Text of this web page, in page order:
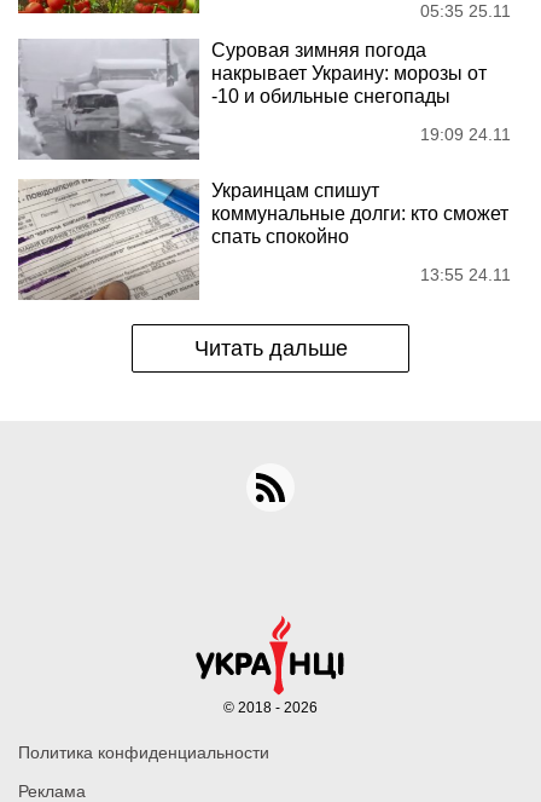
05:35 25.11
Суровая зимняя погода
накрывает Украину: морозы от
-10 и обильные снегопады
19:09 24.11
Украинцам спишут
коммунальные долги: кто сможет
спать спокойно
13:55 24.11
Читать дальше
Политика конфиденциальности
Реклама
© 2018 - 2026